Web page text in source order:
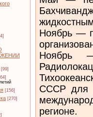
[99]
[156]
[270]
Ноябрь —
Ноябрь
СССР для
регионе.